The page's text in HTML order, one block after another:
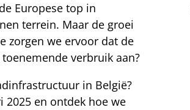
Europese top in
terrein. Maar de groei
zorgen we ervoor dat de
verbruik aan?
in België?
2025 en ontdek hoe we